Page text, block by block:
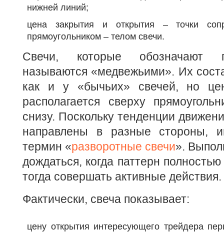
нижней линий;
цена закрытия и открытия – точки
прямоугольником – телом свечи.
Свечи, которые обозначают
называются «медвежьими». Их
как и у «бычьих» свечей, но
располагается сверху
снизу. Поскольку тенденции
направлены в разные стороны,
термин «разворотные свечи».
дождаться, когда паттерн
тогда совершать активные действия.
Фактически, свеча показывает:
цену открытия интересующего трейдера